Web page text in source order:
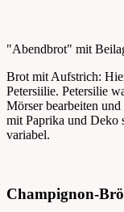
"Abendbrot" mit
Brot mit Aufstrich:
Petersiilie. Petersilie
Mörser bearbeiten
mit Paprika und Deko
variabel.
Champignon-